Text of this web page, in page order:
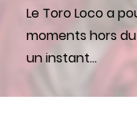
Le Toro Loco a
moments hors
un instant...